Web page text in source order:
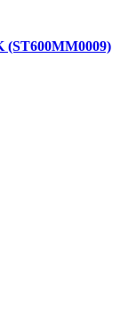
(ST600MM0009)